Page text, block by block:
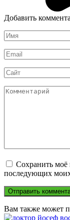
Добавить
Имя
*
Email
*
Сайт
Комментарий
Сохранить моё
последующих
Вам также может